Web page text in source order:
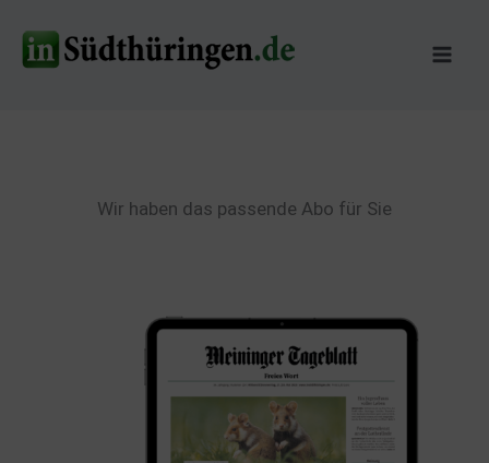
Inhalt
springen
Wir haben das passende Abo für Sie